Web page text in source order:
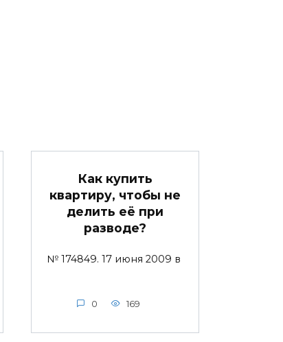
Как купить
квартиру, чтобы не
делить её при
разводе?
№ 174849. 17 июня 2009 в
0 169